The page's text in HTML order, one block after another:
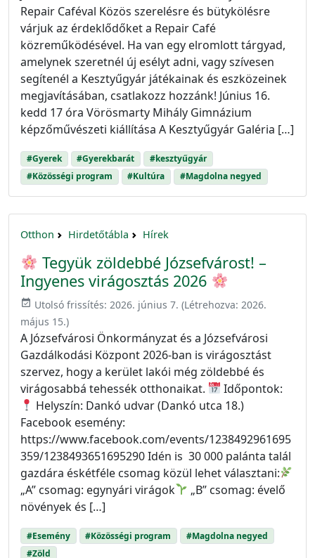
Repair Caféval Közös szerelésre és bütykölésre
várjuk az érdeklődőket a Repair Café
közreműködésével. Ha van egy elromlott tárgyad,
amelynek szeretnél új esélyt adni, vagy szívesen
segítenél a Kesztyűgyár játékainak és eszközeinek
megjavításában, csatlakozz hozzánk! Június 16.
kedd 17 óra Vörösmarty Mihály Gimnázium
képzőművészeti kiállítása A Kesztyűgyár Galéria […]
#Gyerek #Gyerekbarát
#kesztyűgyár
#Közösségi program
#Kultúra #Magdolna negyed
Otthon Hirdetőtábla Hírek
Tegyük zöldebbé Józsefvárost! –
Ingyenes virágosztás 2026
event_available Utolsó frissítés: 2026. június 7. (Létrehozva: 2026.
május 15.)
A Józsefvárosi Önkormányzat és a Józsefvárosi
Gazdálkodási Központ 2026-ban is virágosztást
szervez, hogy a kerület lakói még zöldebbé és
virágosabbá tehessék otthonaikat.
Időpontok:
Helyszín: Dankó udvar (Dankó utca 18.)
Facebook esemény:
https://www.facebook.com/events/1238492961695
359/1238493651695290 Idén is 30 000 palánta talál
gazdára éskétféle csomag közül lehet választani:
„A” csomag: egynyári virágok
„B” csomag: évelő
növények és […]
#Esemény #Közösségi program
#Magdolna negyed
#Zöld